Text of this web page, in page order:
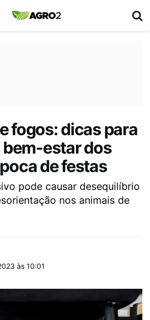
fogos: dicas para
estar dos
de festas
pode causar desequilíbrio
nos animais de
às 10:01